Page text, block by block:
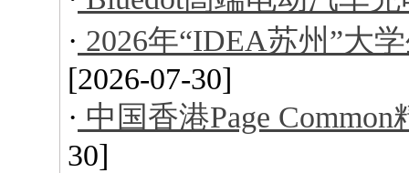
· 2026年“IDEA苏州”大
[2026-07-30]
· 中国香港Page
30]